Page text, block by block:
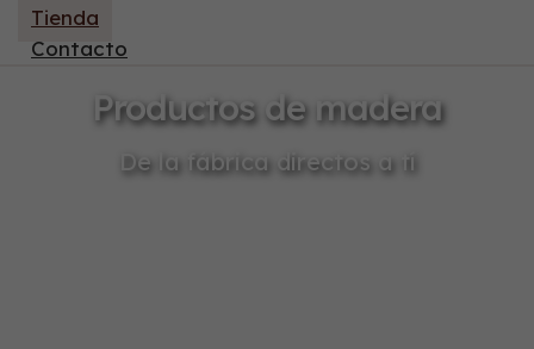
Tienda
Contacto
Productos de madera
De la fábrica directos a tí